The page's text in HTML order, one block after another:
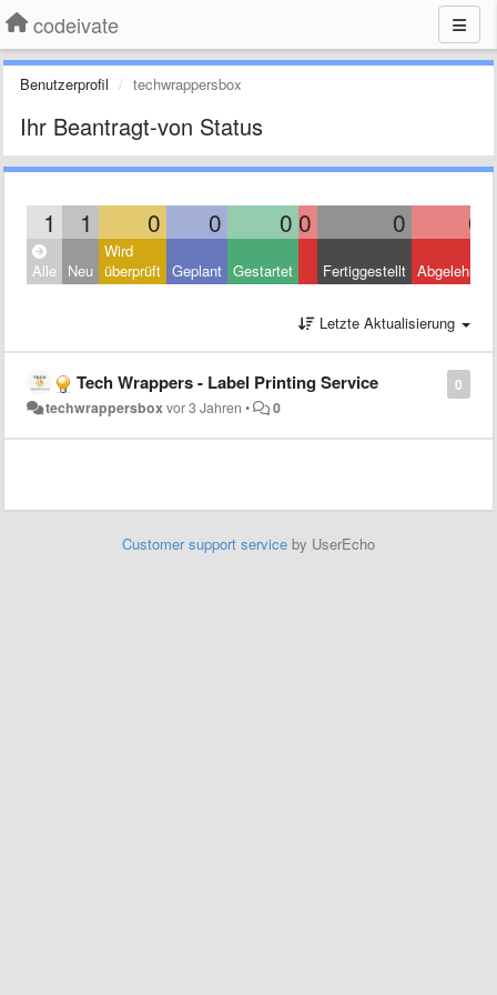
codeivate
Benutzerprofil techwrappersbox
Ihr Beantragt-von Status
1 1 0 0 0 0 0 0
Alle Neu
Wird
überprüft Geplant Gestartet Fertiggestellt Abgelehnt
Letzte Aktualisierung
0
Tech Wrappers - Label Printing Service
techwrappersboxvor 3 Jahren • 0
Customer support service by UserEcho